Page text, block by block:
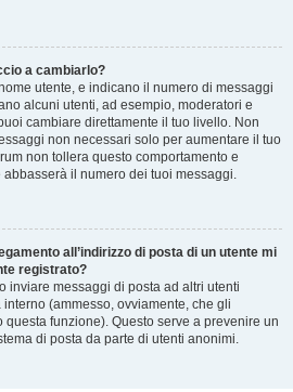
a cambiarlo?
utente, e indicano il numero di messaggi
alcuni utenti, ad esempio, moderatori e
cambiare direttamente il tuo livello. Non
non necessari solo per aumentare il tuo
non tollera questo comportamento e
abbasserà il numero dei tuoi messaggi.
all’indirizzo di posta di un utente mi
registrato?
inviare messaggi di posta ad altri utenti
(ammesso, ovviamente, che gli
funzione). Questo serve a prevenire un
di posta da parte di utenti anonimi.